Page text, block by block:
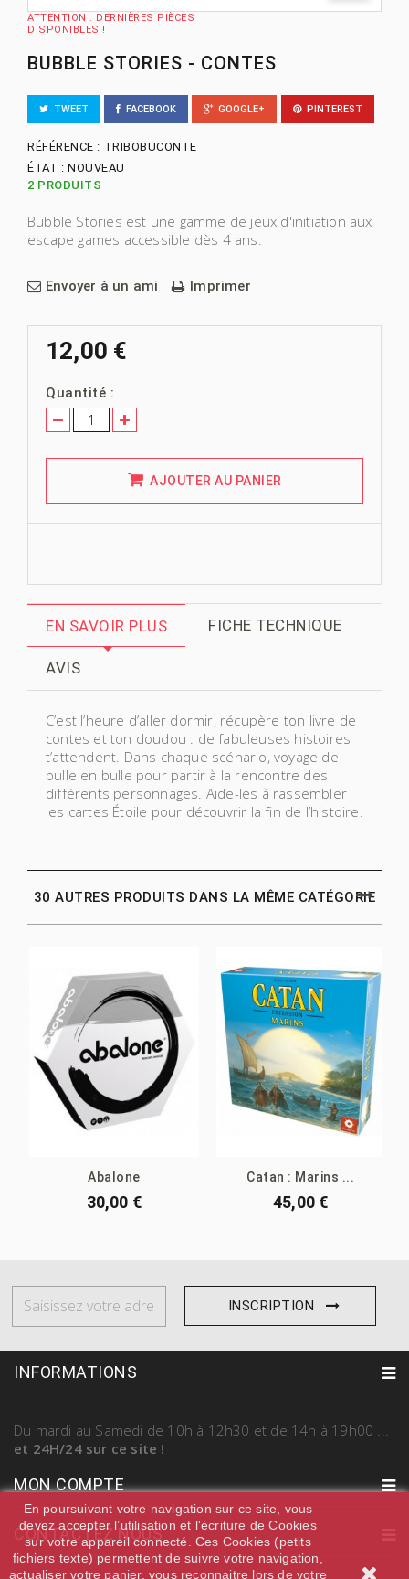
ATTENTION : DERNIÈRES PIÈCES
DISPONIBLES !
BUBBLE STORIES - CONTES
TWEET FACEBOOK GOOGLE+ PINTEREST
RÉFÉRENCE : TRIBOBUCONTE
ÉTAT : NOUVEAU
2 PRODUITS
Bubble Stories est une gamme de jeux d'initiation aux
escape games accessible dès 4 ans.
Envoyer à un ami Imprimer
12,00 €
Quantité :
AJOUTER AU PANIER
EN SAVOIR PLUS FICHE TECHNIQUE
AVIS
C’est l’heure d’aller dormir, récupère ton livre de
contes et ton doudou : de fabuleuses histoires
t’attendent. Dans chaque scénario, voyage de
bulle en bulle pour partir à la rencontre des
différents personnages. Aide-les à rassembler
les cartes Étoile pour découvrir la fin de l’histoire.
30 AUTRES PRODUITS DANS LA MÊME CATÉGORIE
Abalone
30,00 €
Catan : Marins ...
45,00 €
INSCRIPTION
INFORMATIONS
Du mardi au Samedi de 10h à 12h30 et de 14h à 19h00
et 24H/24 sur ce site !
MON COMPTE
CONTACTEZ NOUS
En poursuivant votre navigation sur ce site, vous
devez accepter l’utilisation et l'écriture de Cookies
sur votre appareil connecté. Ces Cookies (petits
fichiers texte) permettent de suivre votre navigation,
actualiser votre panier, vous reconnaitre lors de votre